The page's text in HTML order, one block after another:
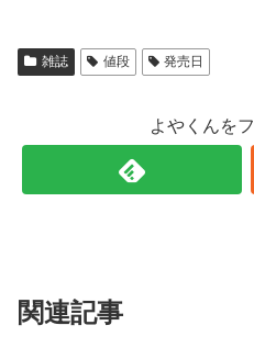
雑誌 値段 発売日
よやくんを
関連記事